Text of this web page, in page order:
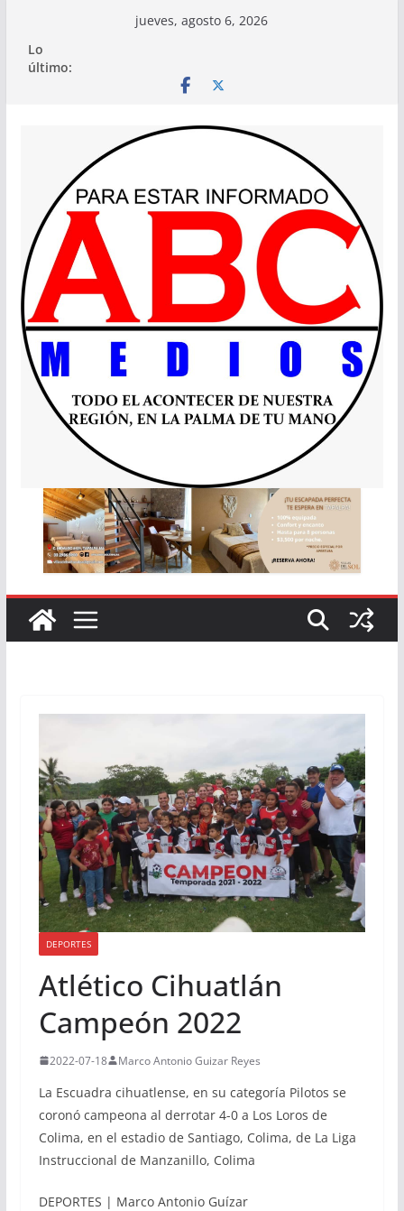
contenido
jueves, agosto 6, 2026
Lo
último:
DEPORTES
Atlético Cihuatlán
Campeón 2022
2022-07-18 Marco Antonio Guizar Reyes
La Escuadra cihuatlense, en su categoría Pilotos se
coronó campeona al derrotar 4-0 a Los Loros de
Colima, en el estadio de Santiago, Colima, de La Liga
Instruccional de Manzanillo, Colima
DEPORTES | Marco Antonio Guízar